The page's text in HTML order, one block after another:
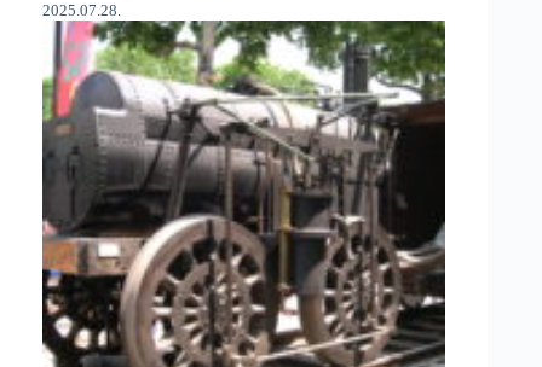
2025.07.28.